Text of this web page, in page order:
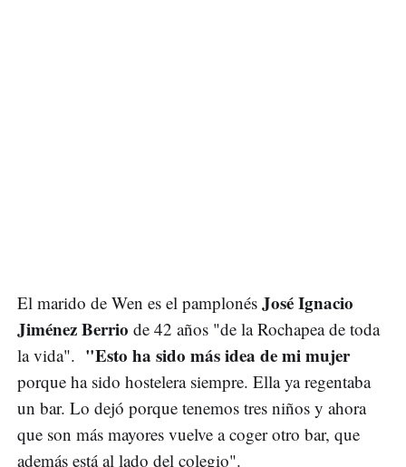
El marido de Wen es el pamplonés José Ignacio
Jiménez Berrio de 42 años "de la Rochapea de toda
la vida". "Esto ha sido más idea de mi mujer
porque ha sido hostelera siempre. Ella ya regentaba
un bar. Lo dejó porque tenemos tres niños y ahora
que son más mayores vuelve a coger otro bar, que
además está al lado del colegio".